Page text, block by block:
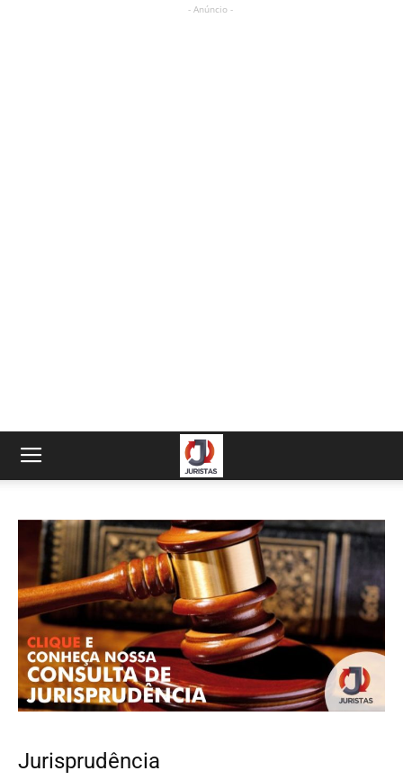
- Anúncio -
Jurisprudência